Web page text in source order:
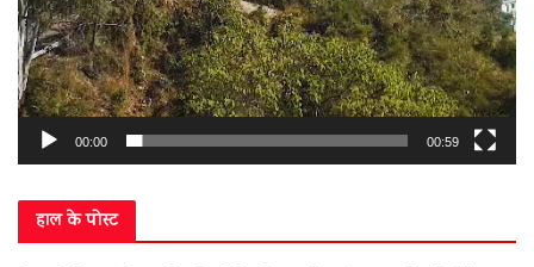
00:00 00:59
हाल के पोस्ट